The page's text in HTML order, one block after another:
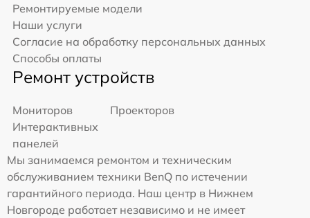
Ремонтируемые модели
Наши услуги
Согласие на обработку персональных данных
Способы оплаты
Ремонт устройств
Мониторов
Проекторов
Интерактивных
панелей
Мы занимаемся ремонтом и техническим
обслуживанием техники BenQ по истечении
гарантийного периода. Наш центр в Нижнем
Новгороде работает независимо и не имеет